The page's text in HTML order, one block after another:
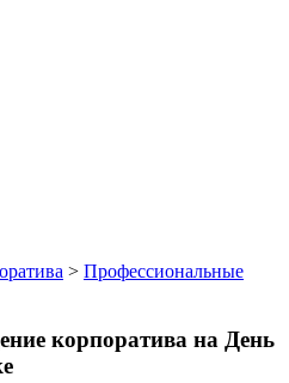
> Профессиональные
корпоратива на День